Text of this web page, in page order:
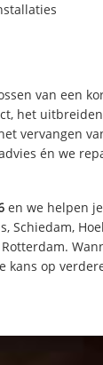
van een
het
vervangen
én we
en we helpen
Schiedam,
kans op